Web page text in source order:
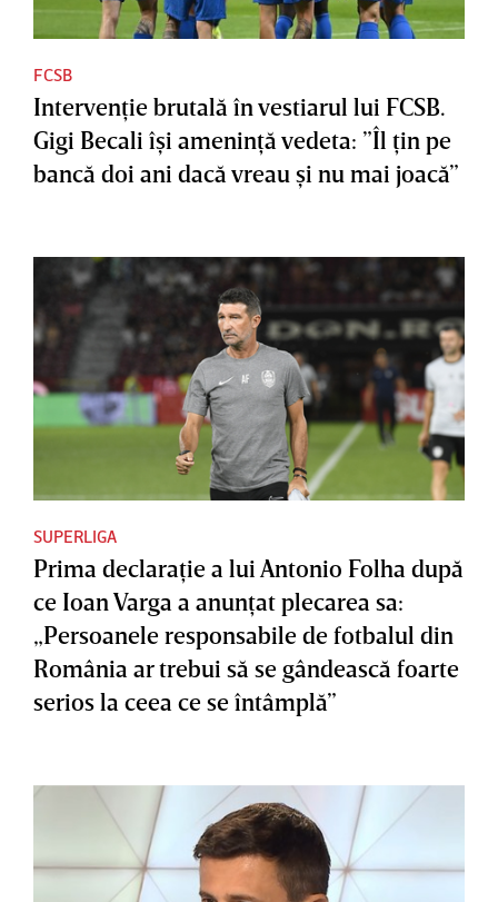
FCSB
Intervenţie brutală în vestiarul lui FCSB.
Gigi Becali îşi ameninţă vedeta: ”Îl ţin pe
bancă doi ani dacă vreau şi nu mai joacă”
SUPERLIGA
Prima declaraţie a lui Antonio Folha după
ce Ioan Varga a anunţat plecarea sa:
„Persoanele responsabile de fotbalul din
România ar trebui să se gândească foarte
serios la ceea ce se întâmplă”